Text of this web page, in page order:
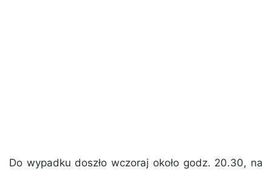
Do wypadku doszło wczoraj około godz. 20.30, na